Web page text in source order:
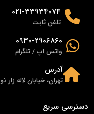
021-33934074
تلفن ثابت
0930-2906860
واتس اپ / تلگرام
آدرس
تهران، خیابان لاله زار نو
دسترسی سریع